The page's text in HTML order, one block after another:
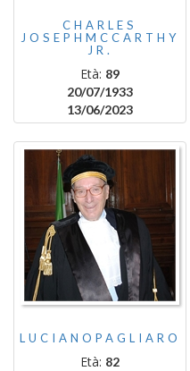
CHARLES
JOSEPHMCCARTHY
JR.
Età: 89
20/07/1933
13/06/2023
LUCIANOPAGLIARO
Età: 82